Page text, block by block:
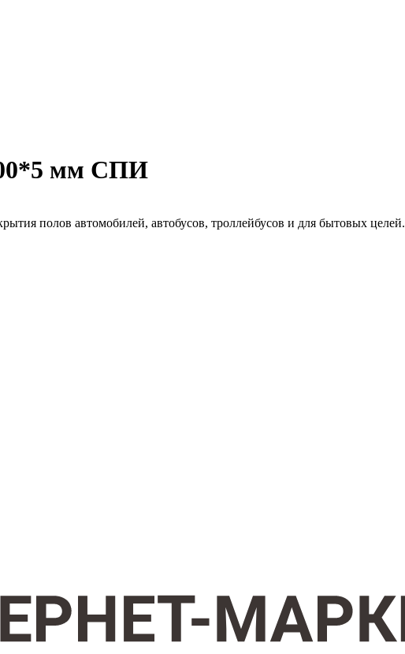
мм СПИ
автомобилей, автобусов, троллейбусов и для бытовых целей.